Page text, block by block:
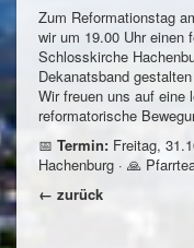
Zum Reformationstag
wir um 19.00 Uhr einen
Schlosskirche
Dekanatsband
Wir freuen uns auf eine
reformatorische
📅 Termin: Freitag,
Hachenburg · 🙏
← zurück